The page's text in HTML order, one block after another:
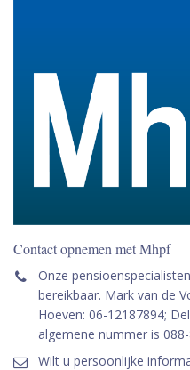
Contact opnemen met Mhpf
Onze
bereikbaar. Mark van de
Hoeven: 06-12187894;
algemene nummer is
Wilt u persoonlijke